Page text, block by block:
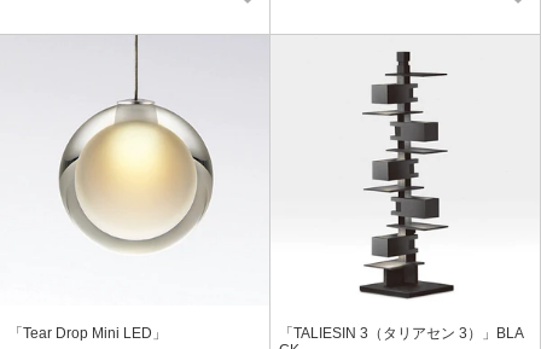
「Tear Drop Mini LED」
「TALIESIN 3（タリアセン 3）」BLA